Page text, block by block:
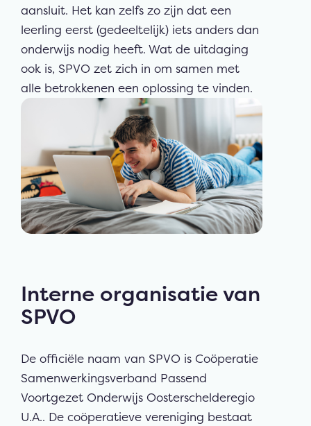
aansluit. Het kan zelfs zo zijn dat een
leerling eerst (gedeeltelijk) iets anders dan
onderwijs nodig heeft. Wat de uitdaging
ook is, SPVO zet zich in om samen met
alle betrokkenen een oplossing te vinden.
Interne organisatie van
SPVO
De officiële naam van SPVO is Coöperatie
Samenwerkingsverband Passend
Voortgezet Onderwijs Oosterschelderegio
U.A.. De coöperatieve vereniging bestaat